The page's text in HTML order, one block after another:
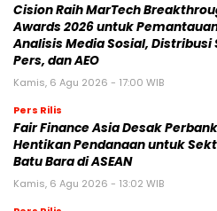
Cision Raih MarTech
Awards 2026 untuk
Analisis Media Sosial, Distribusi
Pers, dan AEO
Kamis, 6 Agu 2026 - 17:00 WIB
Pers Rilis
Fair Finance Asia Desak
Hentikan Pendanaan untuk
Batu Bara di ASEAN
Kamis, 6 Agu 2026 - 13:02 WIB